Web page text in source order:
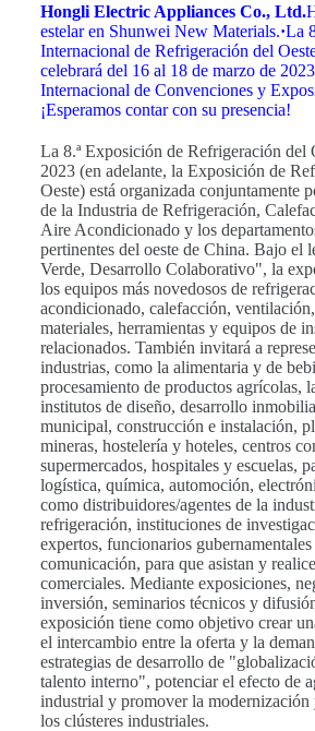
Hongli Electric Appliances Co., Ltd.
estelar en Shunwei New Materials.·La
Internacional de Refrigeración del
celebrará del 16 al 18 de marzo de
Internacional de Convenciones y
¡Esperamos contar con su presencia!
La 8.ª Exposición de Refrigeración del
2023 (en adelante, la Exposición de
Oeste) está organizada conjuntamente
de la Industria de Refrigeración,
Aire Acondicionado y los
pertinentes del oeste de China. Bajo el
Verde, Desarrollo Colaborativo", la
los equipos más novedosos de
acondicionado, calefacción,
materiales, herramientas y equipos de
relacionados. También invitará a
industrias, como la alimentaria y de
procesamiento de productos agrícolas,
institutos de diseño, desarrollo
municipal, construcción e instalación,
mineras, hostelería y hoteles, centros
supermercados, hospitales y escuelas,
logística, química, automoción,
como distribuidores/agentes de la
refrigeración, instituciones de
expertos, funcionarios
comunicación, para que asistan y
comerciales. Mediante exposiciones,
inversión, seminarios técnicos y
exposición tiene como objetivo crear
el intercambio entre la oferta y la
estrategias de desarrollo de
talento interno", potenciar el efecto de
industrial y promover la modernización
los clústeres industriales.